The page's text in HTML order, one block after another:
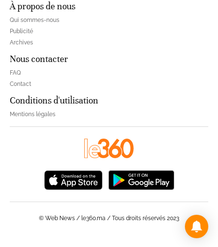
À propos de nous
Qui sommes-nous
Publicité
Archives
Nous contacter
FAQ
Contact
Conditions d'utilisation
Mentions légales
© Web News / le360.ma / Tous droits réservés 2023